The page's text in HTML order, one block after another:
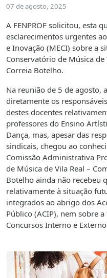
07 de agosto, 2025
A FENPROF solicitou, esta
esclarecimentos urgentes
e Inovação (MECI) sobre a
Conservatório de Música
Correia Botelho.
Na reunião de 5 de agosto,
diretamente os
destes docentes
professores do Ensino
Dança, mas, apesar das
sindicais, chegou ao
Comissão Administrativa
de Música de Vila Real –
Botelho ainda não recebeu
relativamente à situação
integrados ao abrigo dos
Público (ACIP), nem sobre
Concursos Interno e